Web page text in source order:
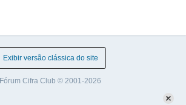
Exibir versão clássica do site
Fórum Cifra Club © 2001-2026